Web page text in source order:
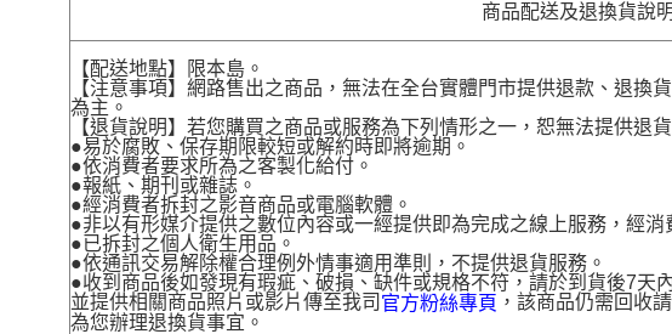
商品配送及退換貨說明
【配送地點】限本島。
【注意事項】網路售出之商品，無法在全台實體門市提供退款、退換
為主。
【退貨說明】若您購買之商品或服務為下列情形之一，恕無法提供退貨
●易於腐敗、保存期限較短或解約時即將逾期。
●依消費者要求所為之客製化給付。
●報紙、期刊或雜誌。
●經消費者拆封之影音商品或電腦軟體。
●非以有形媒介提供之數位內容或一經提供即為完成之線上服務，經消
●已拆封之個人衛生用品。
●依通訊交易解除權合理例外情事適用準則，不提供退貨服務。
●收到商品後如發現有瑕疵、破損、缺件或規格不符，請於到貨後7天
並提供相關商品照片或影片傳至我司 官方粉絲專頁 ，該商品仍需回收
為您辦理退換貨事宜。